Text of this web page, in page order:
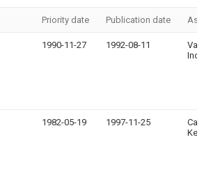
Priority date Publication date
1990-11-27 1992-08-11
1982-05-19 1997-11-25